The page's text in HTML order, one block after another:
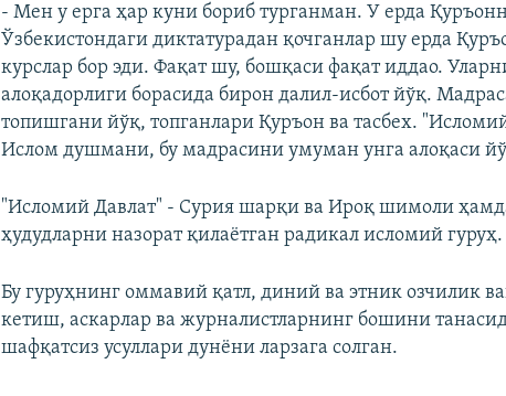
- Мен у ерга ҳар куни бориб турганман. У ерда
Ўзбекистондаги диктатурадан қочганлар шу ерда
курслар бор эди. Фақат шу, бошқаси фақат иддао.
алоқадорлиги борасида бирон далил-исбот йўқ.
топишгани йўқ, топганлари Қуръон ва тасбех.
Ислом душмани, бу мадрасини умуман унга алоқаси
"Исломий Давлат" - Сурия шарқи ва Ироқ шимоли
ҳудудларни назорат қилаётган радикал исломий гуруҳ.
Бу гуруҳнинг оммавий қатл, диний ва этник озчилик
кетиш, аскарлар ва журналистларнинг бошини
шафқатсиз усуллари дунёни ларзага солган.